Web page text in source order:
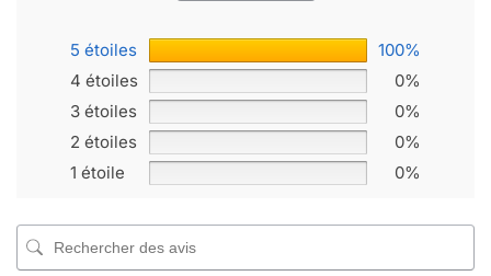
5 étoiles
100%
4 étoiles
0%
3 étoiles
0%
2 étoiles
0%
1 étoile
0%